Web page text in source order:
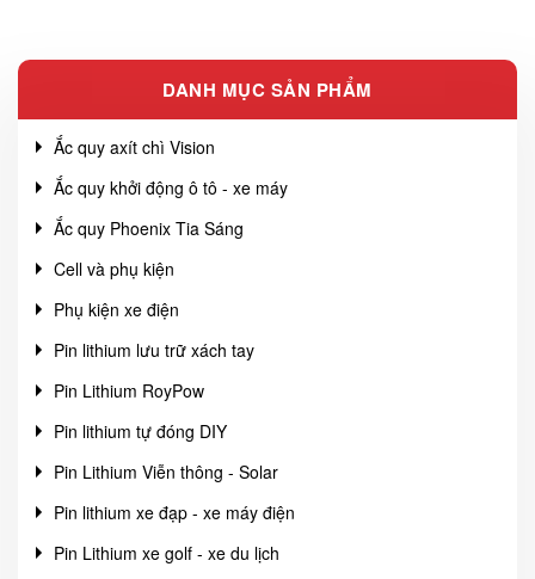
DANH MỤC SẢN PHẨM
Ắc quy axít chì Vision
Ắc quy khởi động ô tô - xe máy
Ắc quy Phoenix Tia Sáng
Cell và phụ kiện
Phụ kiện xe điện
Pin lithium lưu trữ xách tay
Pin Lithium RoyPow
Pin lithium tự đóng DIY
Pin Lithium Viễn thông - Solar
Pin lithium xe đạp - xe máy điện
Pin Lithium xe golf - xe du lịch